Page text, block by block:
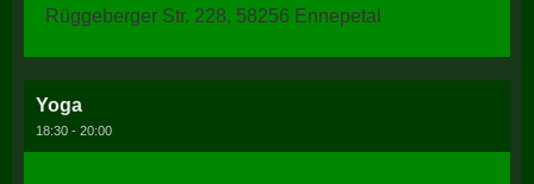
Rüggeberger Str. 228, 58256 Ennepetal
Yoga
18:30 - 20:00